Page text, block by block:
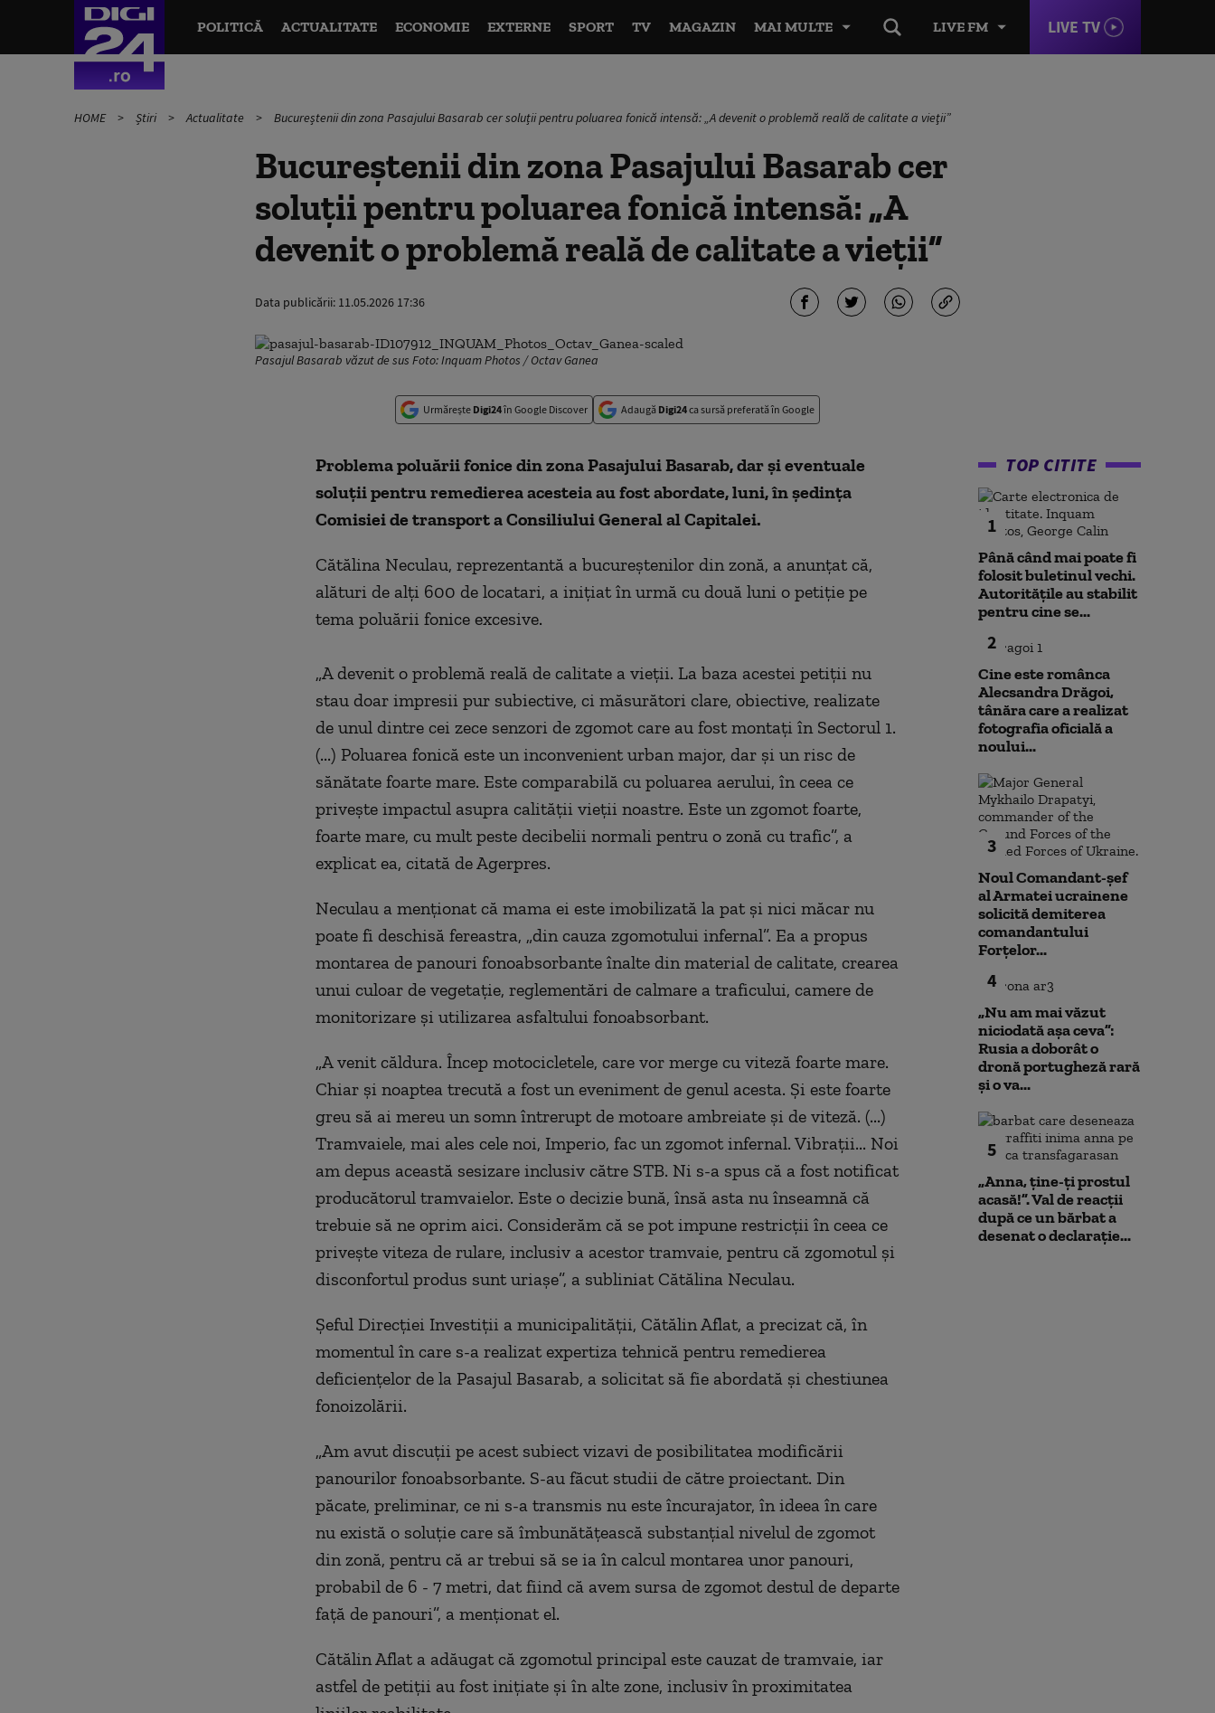
LIVE FM LIVE TV
POLITICĂ ACTUALITATE ECONOMIE EXTERNE SPORT TV MAGAZIN MAI MULTE
HOME Știri Actualitate Bucureștenii din zona Pasajului Basarab cer soluții pentru poluarea fonică intensă: „A devenit o problemă reală de calitate a vieţii”
Bucureștenii din zona Pasajului Basarab cer
soluții pentru poluarea fonică intensă: „A
devenit o problemă reală de calitate a vieţii”
Data publicării: 11.05.2026 17:36
Pasajul Basarab văzut de sus Foto: Inquam Photos / Octav Ganea
Urmărește Digi24în Google Discover Adaugă Digi24ca sursă preferată în Google
Problema poluării fonice din zona Pasajului Basarab, dar şi eventuale
soluţii pentru remedierea acesteia au fost abordate, luni, în şedinţa
Comisiei de transport a Consiliului General al Capitalei.
Cătălina Neculau, reprezentantă a bucureştenilor din zonă, a anunţat că,
alături de alţi 600 de locatari, a iniţiat în urmă cu două luni o petiţie pe
tema poluării fonice excesive.
„A devenit o problemă reală de calitate a vieţii. La baza acestei petiţii nu
stau doar impresii pur subiective, ci măsurători clare, obiective, realizate
de unul dintre cei zece senzori de zgomot care au fost montaţi în Sectorul 1.
(...) Poluarea fonică este un inconvenient urban major, dar şi un risc de
sănătate foarte mare. Este comparabilă cu poluarea aerului, în ceea ce
priveşte impactul asupra calităţii vieţii noastre. Este un zgomot foarte,
foarte mare, cu mult peste decibelii normali pentru o zonă cu trafic”, a
explicat ea, citată de Agerpres.
Neculau a menţionat că mama ei este imobilizată la pat şi nici măcar nu
poate fi deschisă fereastra, „din cauza zgomotului infernal”. Ea a propus
montarea de panouri fonoabsorbante înalte din material de calitate, crearea
unui culoar de vegetaţie, reglementări de calmare a traficului, camere de
monitorizare şi utilizarea asfaltului fonoabsorbant.
„A venit căldura. Încep motocicletele, care vor merge cu viteză foarte mare.
Chiar şi noaptea trecută a fost un eveniment de genul acesta. Şi este foarte
greu să ai mereu un somn întrerupt de motoare ambreiate şi de viteză. (...)
Tramvaiele, mai ales cele noi, Imperio, fac un zgomot infernal. Vibraţii... Noi
am depus această sesizare inclusiv către STB. Ni s-a spus că a fost notificat
producătorul tramvaielor. Este o decizie bună, însă asta nu înseamnă că
trebuie să ne oprim aici. Considerăm că se pot impune restricţii în ceea ce
priveşte viteza de rulare, inclusiv a acestor tramvaie, pentru că zgomotul şi
disconfortul produs sunt uriaşe”, a subliniat Cătălina Neculau.
Şeful Direcţiei Investiţii a municipalităţii, Cătălin Aflat, a precizat că, în
momentul în care s-a realizat expertiza tehnică pentru remedierea
deficienţelor de la Pasajul Basarab, a solicitat să fie abordată şi chestiunea
fonoizolării.
„Am avut discuţii pe acest subiect vizavi de posibilitatea modificării
panourilor fonoabsorbante. S-au făcut studii de către proiectant. Din
păcate, preliminar, ce ni s-a transmis nu este încurajator, în ideea în care
nu există o soluţie care să îmbunătăţească substanţial nivelul de zgomot
din zonă, pentru că ar trebui să se ia în calcul montarea unor panouri,
probabil de 6 - 7 metri, dat fiind că avem sursa de zgomot destul de departe
faţă de panouri”, a menţionat el.
Cătălin Aflat a adăugat că zgomotul principal este cauzat de tramvaie, iar
astfel de petiţii au fost iniţiate şi în alte zone, inclusiv în proximitatea
TOP CITITE
1
Până când mai poate fi
folosit buletinul vechi.
Autoritățile au stabilit
pentru cine se...
2
Cine este românca
Alecsandra Drăgoi,
tânăra care a realizat
fotografia oficială a
noului...
3
Noul Comandant-șef
al Armatei ucrainene
solicită demiterea
comandantului
Forțelor...
4
„Nu am mai văzut
niciodată așa ceva”:
Rusia a doborât o
dronă portugheză rară
și o va...
5
„Anna, ţine-ţi prostul
acasă!”. Val de reacții
după ce un bărbat a
desenat o declarație...